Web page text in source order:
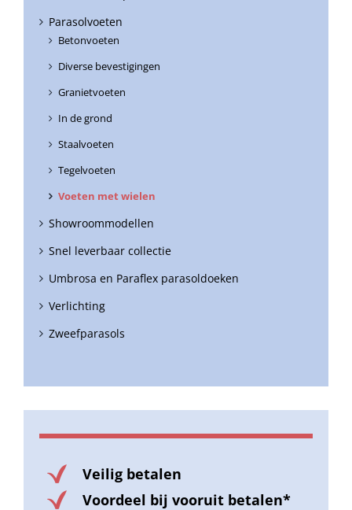
Parasolvoeten
Betonvoeten
Diverse bevestigingen
Granietvoeten
In de grond
Staalvoeten
Tegelvoeten
Voeten met wielen
Showroommodellen
Snel leverbaar collectie
Umbrosa en Paraflex parasoldoeken
Verlichting
Zweefparasols
Veilig betalen
Voordeel bij vooruit betalen*